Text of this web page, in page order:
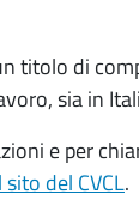
titolo di
sia in
e per
del CVCL.